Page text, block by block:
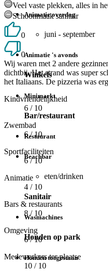
Animatie overdag
juni - september
Animatie 's avonds
Winkels
Minimarkt
Bar/restaurant
Restaurant
Beachbar
eten/drinken
Sanitair
Wasmachines
Honden op park
Honden toegestaan
Veel vaste plekken, alles in
Schoonmaak sanitair
0
0
Wij waren met 2 andere
dichtbij. Het strand was super
het Italiaans. De pizzeria was
Kindvriendelijkheid
6 / 10
Zwembad
6/ 10
Sportfaciliteiten
6/ 10
Animatie
4 / 10
Bars & restaurants
8/ 10
Omgeving
6/ 10
Medewerkers ter plaatse
10 / 10